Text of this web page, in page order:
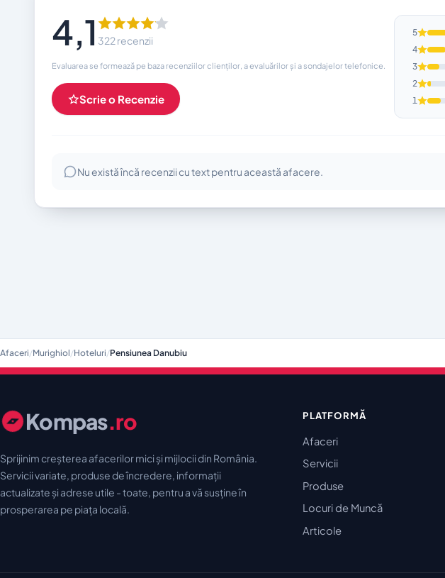
4,1 322 recenzii
Evaluarea se formează pe baza recenziilor clienților, a evaluărilor și a sondajelor telefonice.
Scrie o Recenzie
5
4
3
2
1
Nu există încă recenzii cu text pentru această afacere.
Afaceri/Murighiol/Hoteluri/Pensiunea Danubiu
Kompas.ro
Sprijinim creșterea afacerilor mici și mijlocii din România.
Servicii variate, produse de încredere, informații
actualizate și adrese utile - toate, pentru a vă susține în
prosperarea pe piața locală.
PLATFORMĂ
Afaceri
Servicii
Produse
Locuri de Muncă
Articole